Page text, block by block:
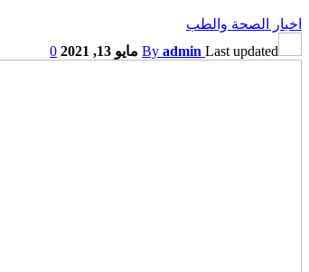
اخبار الصحة والطب
By admin Last updated مايو 13, 2021 0